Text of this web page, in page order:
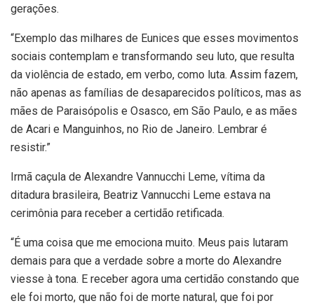
gerações.
“Exemplo das milhares de Eunices que esses movimentos
sociais contemplam e transformando seu luto, que resulta
da violência de estado, em verbo, como luta. Assim fazem,
não apenas as famílias de desaparecidos políticos, mas as
mães de Paraisópolis e Osasco, em São Paulo, e as mães
de Acari e Manguinhos, no Rio de Janeiro. Lembrar é
resistir.”
Irmã caçula de Alexandre Vannucchi Leme, vítima da
ditadura brasileira, Beatriz Vannucchi Leme estava na
cerimônia para receber a certidão retificada.
“É uma coisa que me emociona muito. Meus pais lutaram
demais para que a verdade sobre a morte do Alexandre
viesse à tona. E receber agora uma certidão constando que
ele foi morto, que não foi de morte natural, que foi por